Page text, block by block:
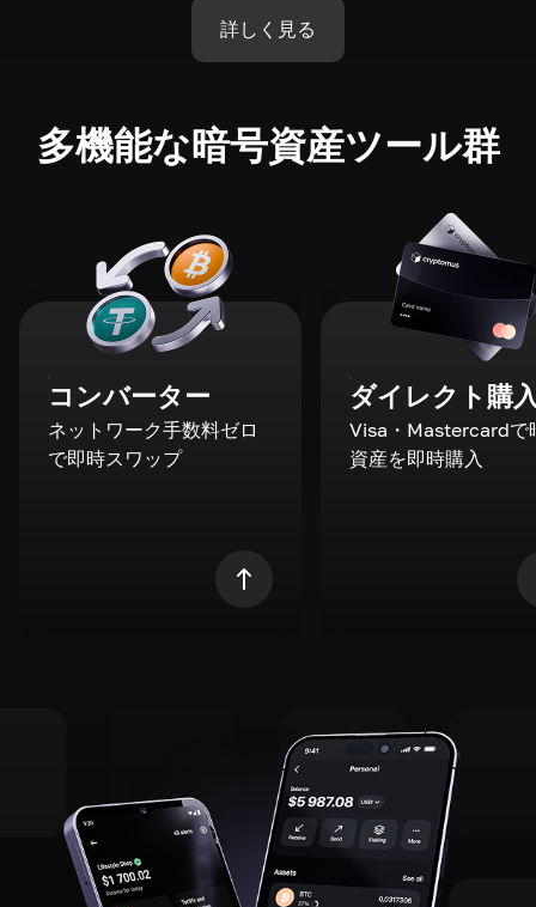
詳しく見る
多機能な暗号資産ツール群
コンバーター
ネットワーク手数料ゼロ
で即時スワップ
ダイレクト購
Visa・Mastercardで
資産を即時購入